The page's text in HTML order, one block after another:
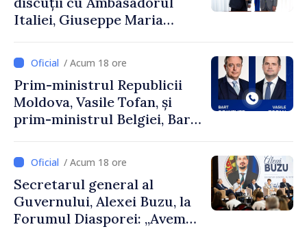
Italiei, Giuseppe Maria
/ Acum 18 ore
Prim-ministrul Republicii
Moldova, Vasile Tofan, și
prim-ministrul Belgiei, Bart
despre parcursul european
al Republicii Moldova.
/ Acum 18 ore
Secretarul general al
Guvernului, Alexei Buzu, la
Forumul Diasporei: „Avem